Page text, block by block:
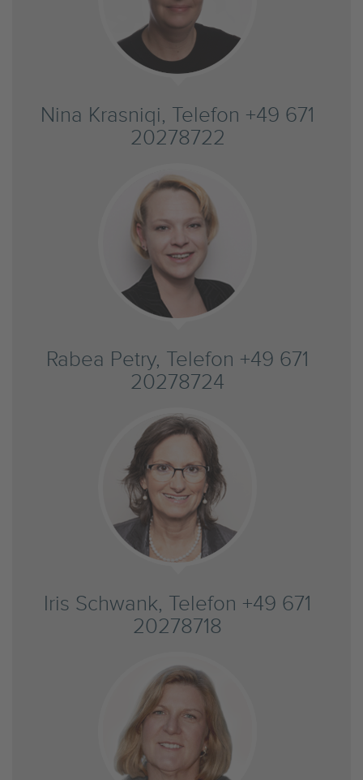
Nina Krasniqi, Telefon +49 671
20278722
Rabea Petry, Telefon +49 671
20278724
Iris Schwank, Telefon +49 671
20278718